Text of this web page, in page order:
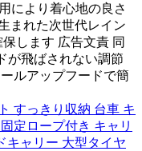
により着心地の良さ
まれた次世代レイン
します 広告文責 同
が飛ばされない調節
ルアップフードで簡
すっきり収納 台車 キ
定ロープ付き キャリ
キャリー 大型タイヤ